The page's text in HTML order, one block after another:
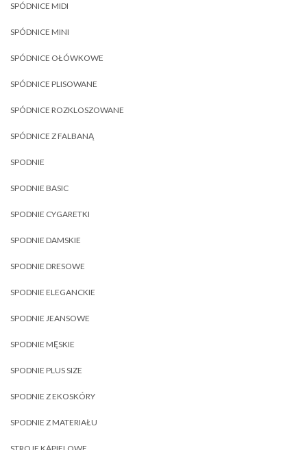
SPÓDNICE MIDI
SPÓDNICE MINI
SPÓDNICE OŁÓWKOWE
SPÓDNICE PLISOWANE
SPÓDNICE ROZKLOSZOWANE
SPÓDNICE Z FALBANĄ
SPODNIE
SPODNIE BASIC
SPODNIE CYGARETKI
SPODNIE DAMSKIE
SPODNIE DRESOWE
SPODNIE ELEGANCKIE
SPODNIE JEANSOWE
SPODNIE MĘSKIE
SPODNIE PLUS SIZE
SPODNIE Z EKOSKÓRY
SPODNIE Z MATERIAŁU